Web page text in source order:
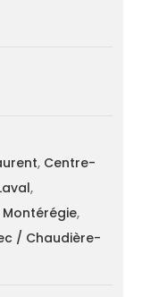
, Centre-
,
,
/ Chaudière-